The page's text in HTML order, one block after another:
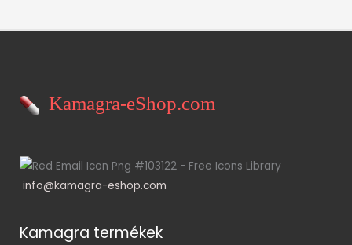
Kamagra-eShop.com
info@kamagra-eshop.com
Kamagra termékek